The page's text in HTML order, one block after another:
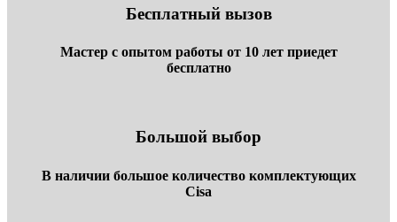
Бесплатный вызов
Мастер с опытом работы от 10 лет приедет
бесплатно
Большой выбор
В наличии большое количество комплектующих
Cisa